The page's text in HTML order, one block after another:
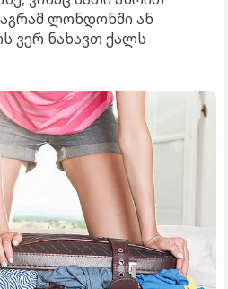
ლონდონში ან
ვერ ნახავთ ქალს